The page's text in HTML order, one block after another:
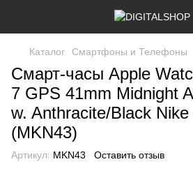
Каталог Смартфоны и Телефоны
Смарт-часы Apple
7 GPS 41mm Midnight
w. Anthracite/Black
(MKN43)
Артикул: MKN43 Оставить отзыв